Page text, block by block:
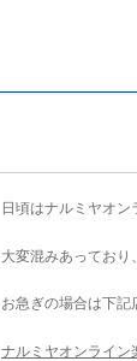
日頃はナルミヤオン
大変混みあっており
お急ぎの場合は下記
ナルミヤオンライン